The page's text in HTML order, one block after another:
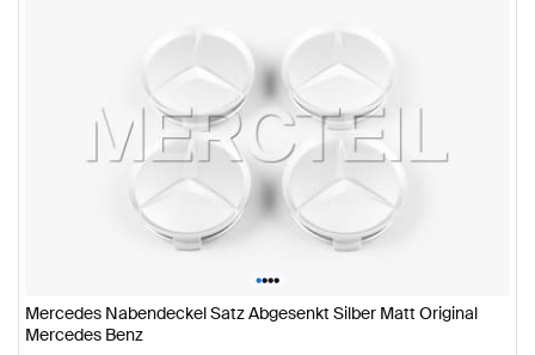
••••
Mercedes Nabendeckel Satz Abgesenkt Silber Matt Original
Mercedes Benz